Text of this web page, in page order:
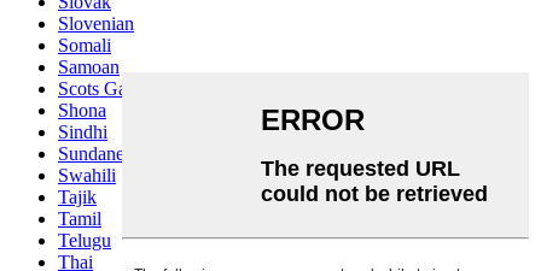
Slovenian
Somali
Samoan
Scots Gaelic
Shona
Sindhi
Sundanese
Swahili
Tajik
Tamil
Telugu
Thai